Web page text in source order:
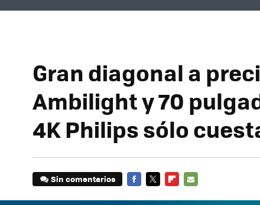
Gran diagonal a
Ambilight y 70
4K Philips sólo
Sin comentarios